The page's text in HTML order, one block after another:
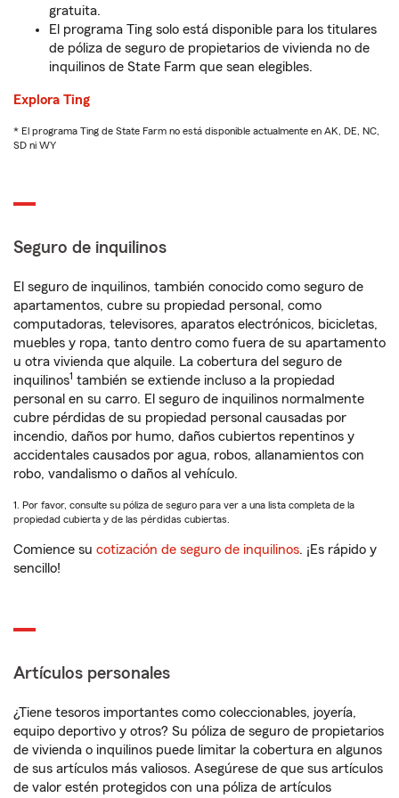
gratuita.
El programa Ting solo está disponible para los titulares
de póliza de seguro de propietarios de vivienda no de
inquilinos de State Farm que sean elegibles.
Explora Ting
* El programa Ting de State Farm no está disponible actualmente en AK, DE, NC,
SD ni WY
Seguro de inquilinos
El seguro de inquilinos, también conocido como seguro de
apartamentos, cubre su propiedad personal, como
computadoras, televisores, aparatos electrónicos, bicicletas,
muebles y ropa, tanto dentro como fuera de su apartamento
u otra vivienda que alquile. La cobertura del seguro de
inquilinos1 también se extiende incluso a la propiedad
personal en su carro. El seguro de inquilinos normalmente
cubre pérdidas de su propiedad personal causadas por
incendio, daños por humo, daños cubiertos repentinos y
accidentales causados por agua, robos, allanamientos con
robo, vandalismo o daños al vehículo.
1. Por favor, consulte su póliza de seguro para ver a una lista completa de la
propiedad cubierta y de las pérdidas cubiertas.
Comience su cotización de seguro de inquilinos. ¡Es rápido y
sencillo!
Artículos personales
¿Tiene tesoros importantes como coleccionables, joyería,
equipo deportivo y otros? Su póliza de seguro de propietarios
de vivienda o inquilinos puede limitar la cobertura en algunos
de sus artículos más valiosos. Asegúrese de que sus artículos
de valor estén protegidos con una póliza de artículos